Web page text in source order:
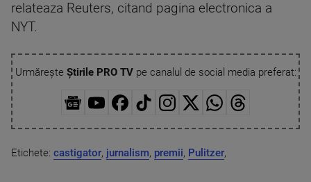
relateaza Reuters, citand pagina electronica a
NYT.
Urmărește Știrile PRO TVpe canalul de social media preferat:
Etichete: castigator, jurnalism, premii, Pulitzer,